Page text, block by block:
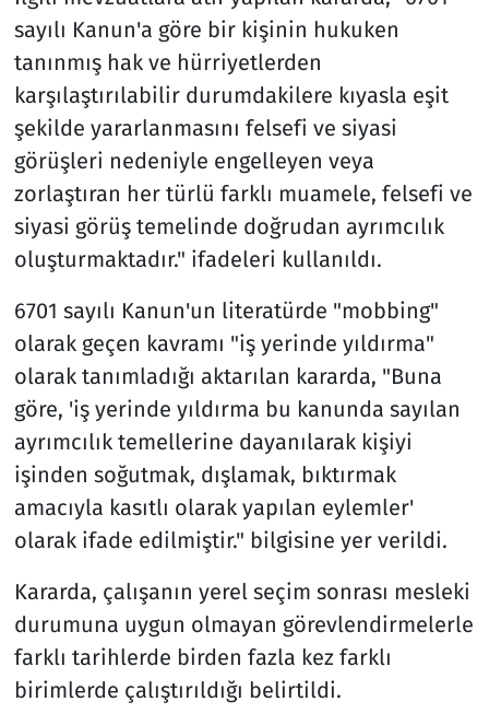
sayılı Kanun'a göre bir kişinin hukuken
tanınmış hak ve hürriyetlerden
karşılaştırılabilir durumdakilere kıyasla eşit
şekilde yararlanmasını felsefi ve siyasi
görüşleri nedeniyle engelleyen veya
zorlaştıran her türlü farklı muamele, felsefi ve
siyasi görüş temelinde doğrudan ayrımcılık
oluşturmaktadır." ifadeleri kullanıldı.
6701 sayılı Kanun'un literatürde "mobbing"
olarak geçen kavramı "iş yerinde yıldırma"
olarak tanımladığı aktarılan kararda, "Buna
göre, 'iş yerinde yıldırma bu kanunda sayılan
ayrımcılık temellerine dayanılarak kişiyi
işinden soğutmak, dışlamak, bıktırmak
amacıyla kasıtlı olarak yapılan eylemler'
olarak ifade edilmiştir." bilgisine yer verildi.
Kararda, çalışanın yerel seçim sonrası mesleki
durumuna uygun olmayan görevlendirmelerle
farklı tarihlerde birden fazla kez farklı
birimlerde çalıştırıldığı belirtildi.